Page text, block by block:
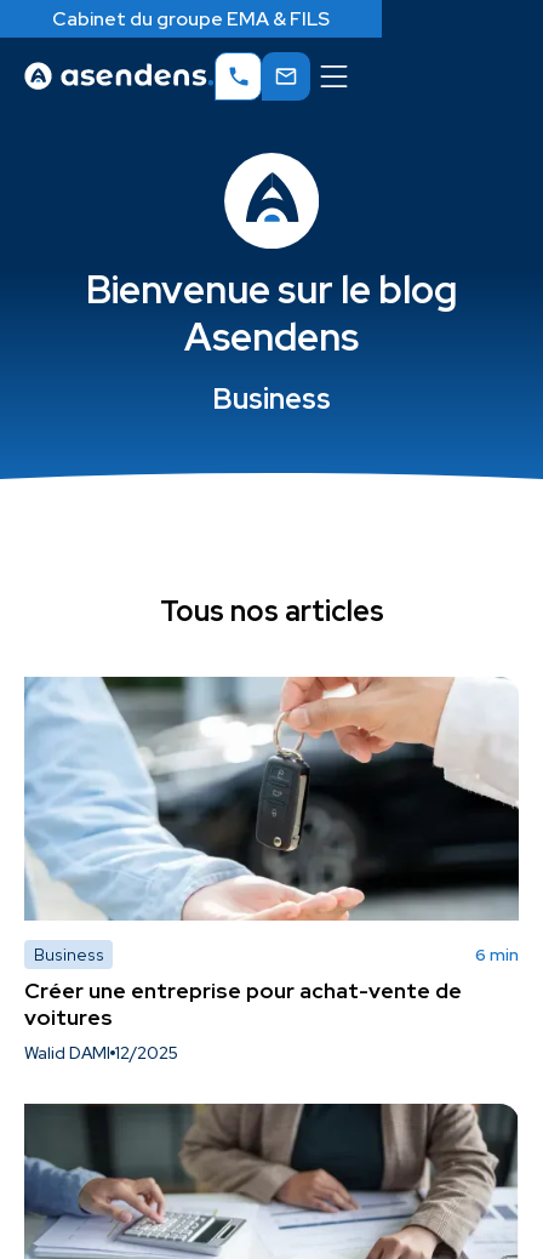
Cabinet du groupe EMA & FILS
Bienvenue sur le blog
Asendens
Business
Tous nos articles
Business 6 min
Créer une entreprise pour achat-vente de
voitures
Walid DAMI 12/2025